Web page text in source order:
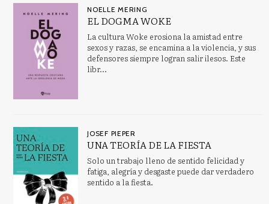
NOELLE MERING
EL DOGMA WOKE
La cultura Woke erosiona la amistad entre
sexos y razas, se encamina a la violencia, y sus
defensores siempre logran salir ilesos. Este
libr...
JOSEF PIEPER
UNA TEORÍA DE LA FIESTA
Solo un trabajo lleno de sentido felicidad y
fatiga, alegría y desgaste puede dar verdadero
sentido a la fiesta.